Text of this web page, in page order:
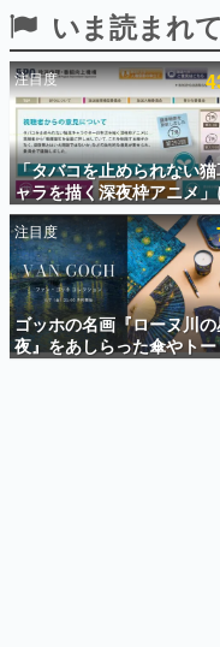
殿堂入り
SNS拡散数
ど。多くの
事をまとめ
ゲームの
名作ゲーム
聞きし、ヒ
きます。
赫本
この物語を
の形をした
新世代に
これからの
の姿を追い
いま読まれ
注目度
「タバコを止められない
ャラを描く深夜枠アニメ
聴者の一部から批判意見
薬物の使用と思しき描写
て、BPOが議論を交わす
注目度
ゴッホの名画『ローヌ川
夜』をあしらった傘やト
ッグなどが登場。8月7日